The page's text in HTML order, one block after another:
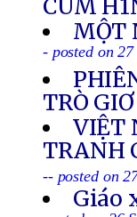
CÚM
MỘT
- posted on
TRÒ
VIỆT
TRANH
-- posted on
Giáo